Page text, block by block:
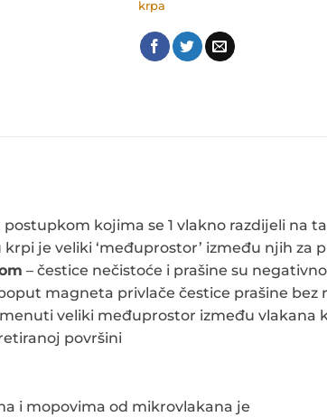
krpa
kojima se 1 vlakno razdijeli na
je veliki ‘međuprostor’ između njih za
– čestice nečistoće i prašine su
magneta privlače čestice prašine bez
veliki međuprostor između vlakana
površini
i mopovima od mikrovlakana je